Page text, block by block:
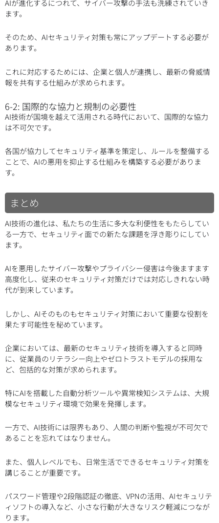
AIが進化するにつれて、サイバー攻撃の手法も洗練されていき
ます。
そのため、AIセキュリティ対策も常にアップデートする必要が
あります。
これに対応するためには、企業と個人が連携し、最新の脅威情
報を共有する仕組みが求められます。
6-2: 国際的な協力と規制の必要性
AI技術が国境を越えて活用される時代において、国際的な協力
は不可欠です。
各国が協力してセキュリティ基準を策定し、ルールを整備する
ことで、AIの悪用を抑止する仕組みを構築する必要がありま
す。
まとめ
AI技術の進化は、私たちの生活に多大な利便性をもたらしてい
る一方で、セキュリティ面での新たな課題を浮き彫りにしてい
ます。
AIを悪用したサイバー攻撃やプライバシー侵害は今後ますます
高度化し、従来のセキュリティ対策だけでは対応しきれない時
代が到来しています。
しかし、AIそのものもセキュリティ対策において重要な役割を
果たす可能性を秘めています。
企業においては、最新のセキュリティ技術を導入すると同時
に、従業員のリテラシー向上やゼロトラストモデルの採用な
ど、包括的な対策が求められます。
特にAIを搭載した自動分析ツールや異常検知システムは、大規
模なセキュリティ環境で効果を発揮します。
一方で、AI技術には限界もあり、人間の判断や監視が不可欠で
あることを忘れてはなりません。
また、個人レベルでも、日常生活でできるセキュリティ対策を
講じることが重要です。
パスワード管理や2段階認証の徹底、VPNの活用、AIセキュリテ
ィソフトの導入など、小さな行動が大きなリスク軽減につなが
ります。